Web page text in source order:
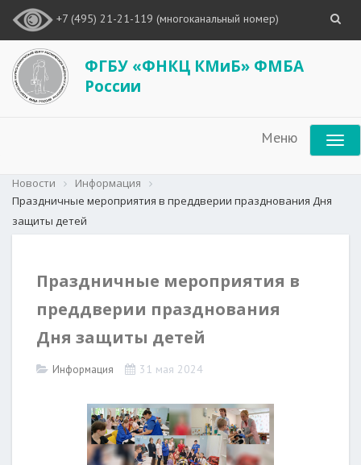
+7 (495) 21-21-119 (многоканальный номер)
ФГБУ «ФНКЦ КМиБ» ФМБА
России
Меню
Новости
Информация
Праздничные мероприятия в преддверии празднования Дня
защиты детей
Праздничные мероприятия в
преддверии празднования
Дня защиты детей
Информация 31 мая 2024